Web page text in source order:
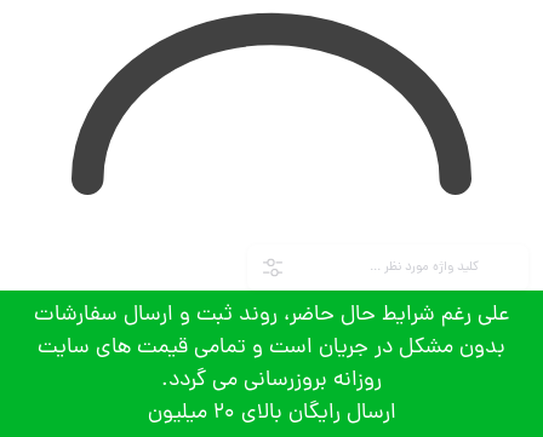
علی رغم شرایط حال حاضر، روند ثبت و ارسال سفارشات
بدون مشکل در جریان است و تمامی قیمت های سایت
روزانه بروزرسانی می گردد.
ارسال رایگان بالای 20 میلیون